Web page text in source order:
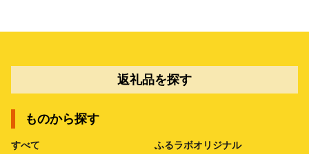
返礼品を探す
ものから探す
すべて ふるラボオリジナル